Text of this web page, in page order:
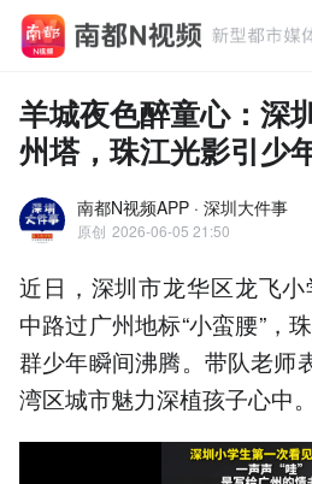
羊城夜色醉童心：深
州塔，珠江光影引少
南都N视频APP · 深圳大件事
原创 2026-06-05 21:50
近日，深圳市龙华区龙飞
中路过广州地标“小蛮腰”，
群少年瞬间沸腾。带队老师
湾区城市魅力深植孩子心中。